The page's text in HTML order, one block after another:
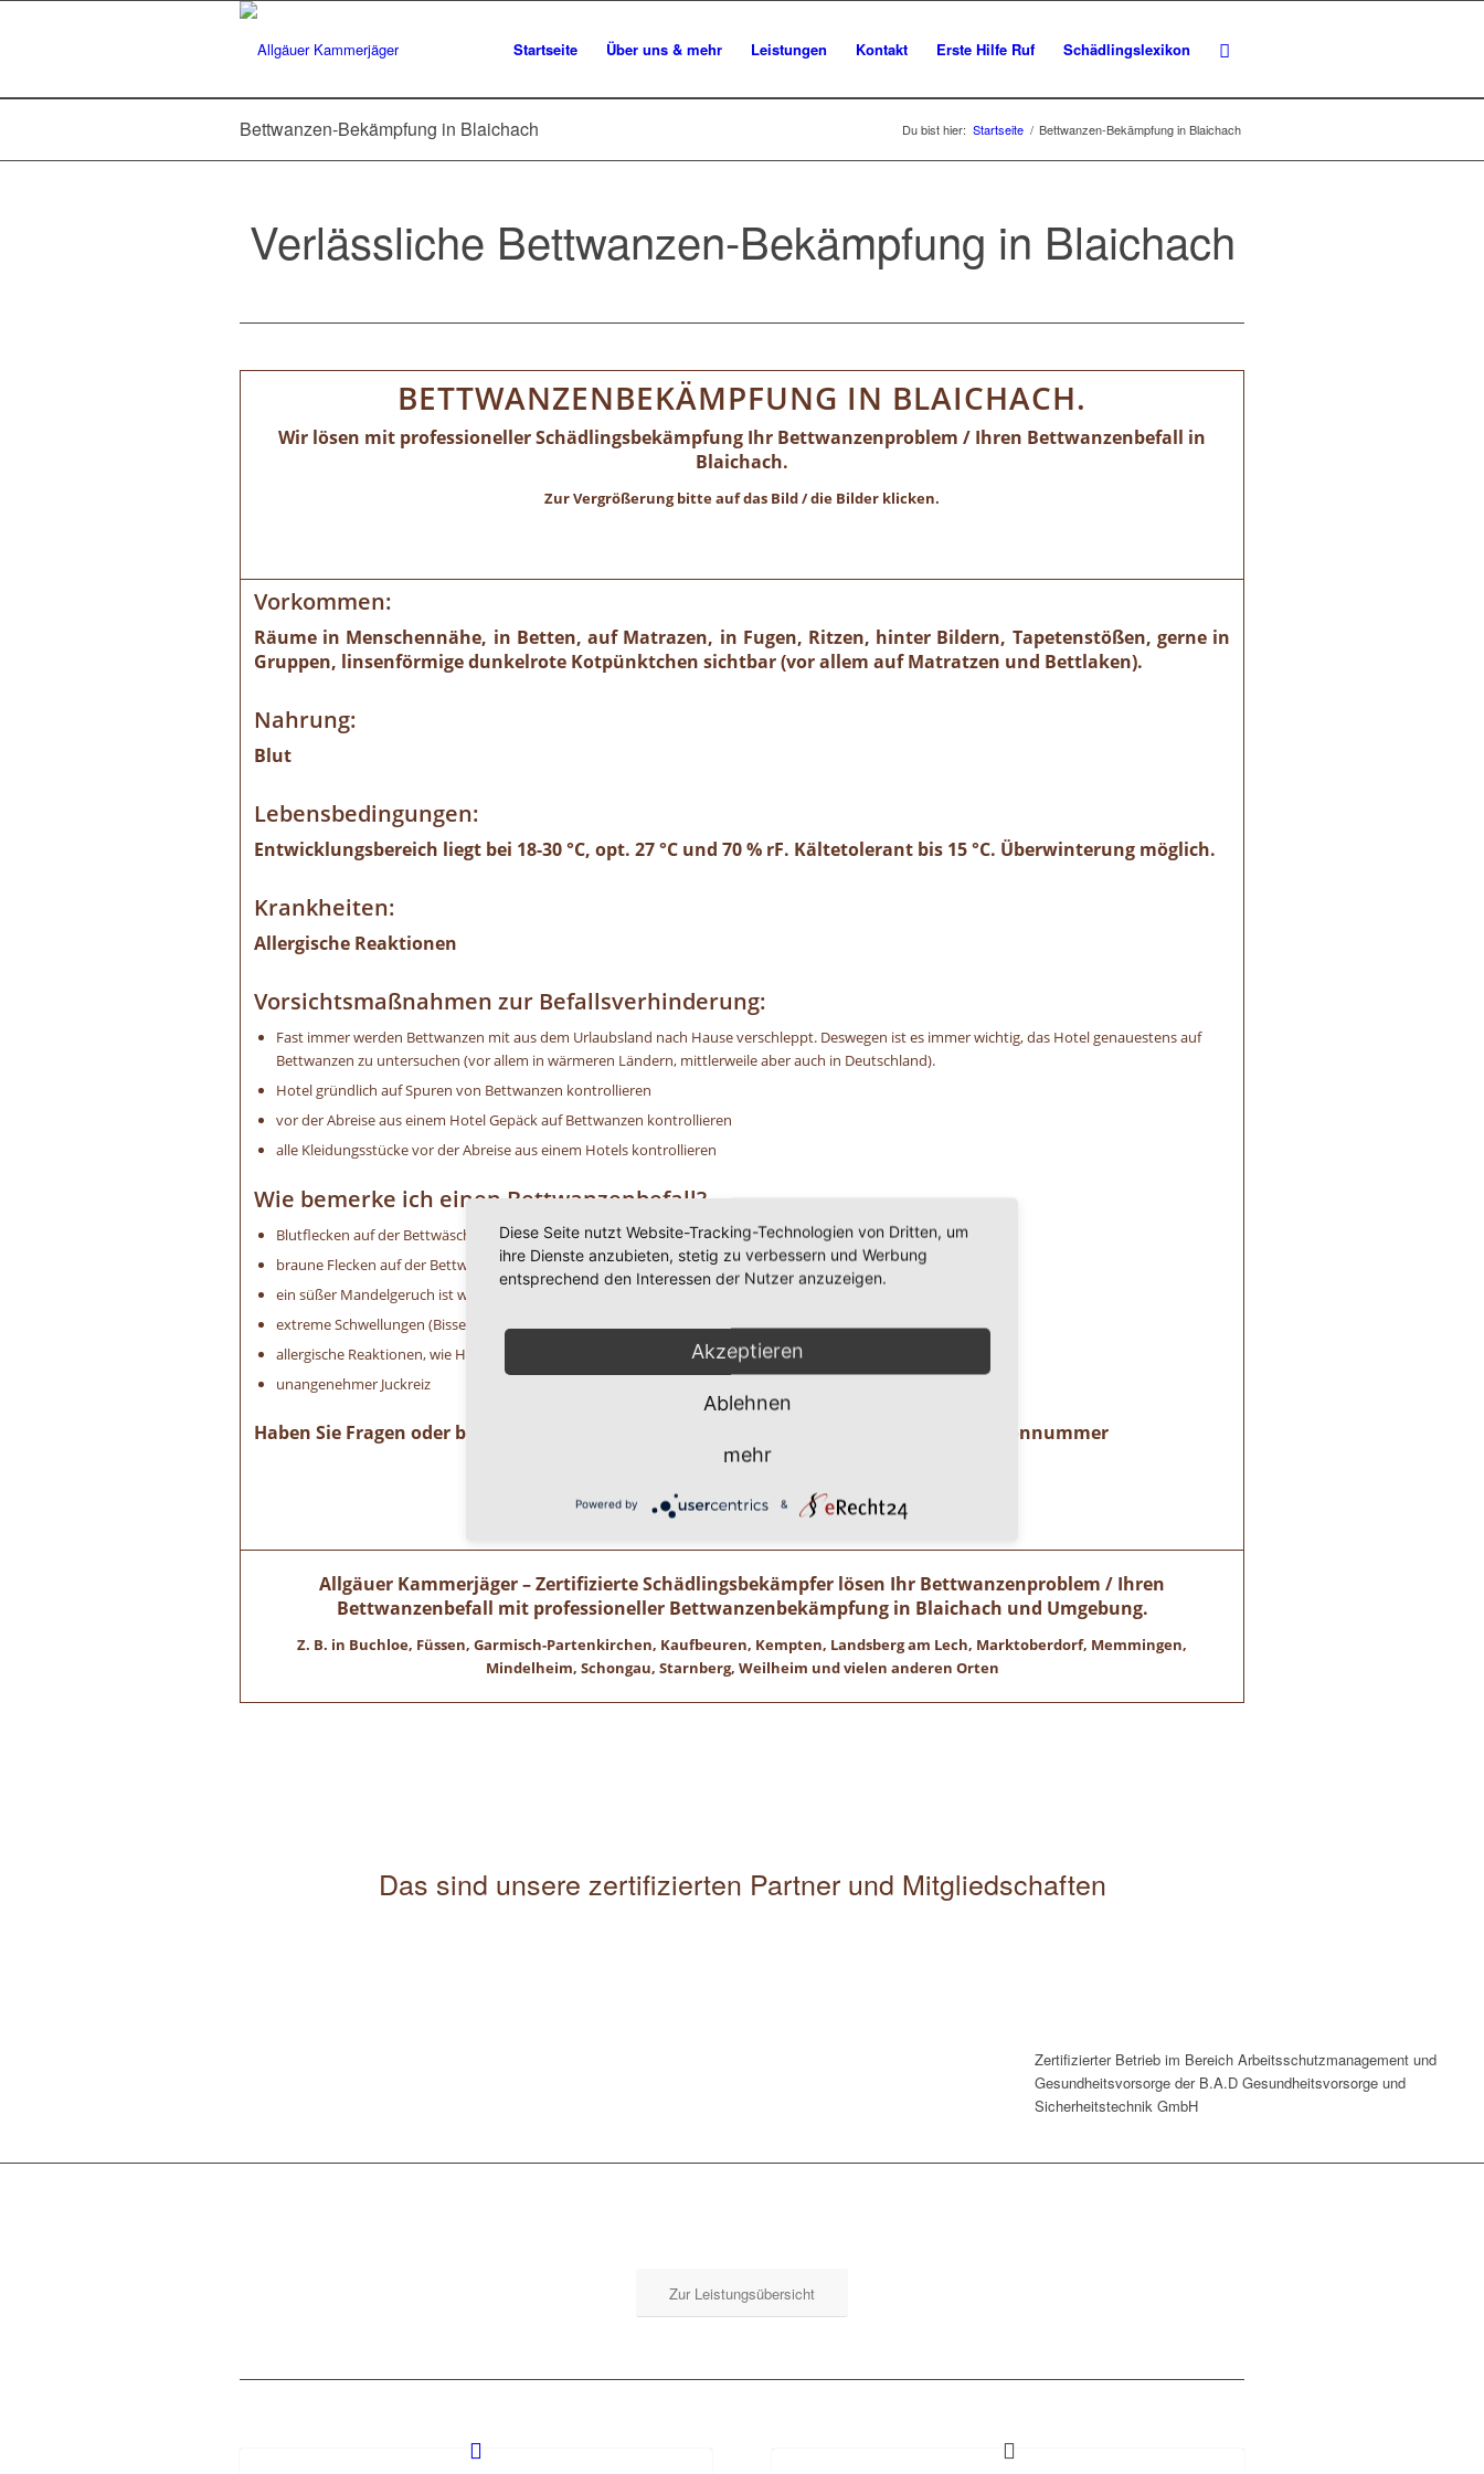
Startseite Über uns & mehr Leistungen Kontakt Erste Hilfe Ruf Schädlingslexikon
Bettwanzen-Bekämpfung in Blaichach Du bist hier: Startseite / Bettwanzen-Bekämpfung in Blaichach
Verlässliche Bettwanzen-Bekämpfung in Blaichach
BETTWANZENBEKÄMPFUNG IN BLAICHACH.
Wir lösen mit professioneller Schädlingsbekämpfung Ihr Bettwanzenproblem / Ihren Bettwanzenbefall in
Blaichach.
Zur Vergrößerung bitte auf das Bild / die Bilder klicken.
Vorkommen:
Räume in Menschennähe, in Betten, auf Matrazen, in Fugen, Ritzen, hinter Bildern, Tapetenstößen, gerne in
Gruppen, linsenförmige dunkelrote Kotpünktchen sichtbar (vor allem auf Matratzen und Bettlaken).
Nahrung:
Blut
Lebensbedingungen:
Entwicklungsbereich liegt bei 18-30 °C, opt. 27 °C und 70 % rF. Kältetolerant bis 15 °C. Überwinterung möglich.
Krankheiten:
Allergische Reaktionen
Vorsichtsmaßnahmen zur Befallsverhinderung:
Fast immer werden Bettwanzen mit aus dem Urlaubsland nach Hause verschleppt. Deswegen ist es immer wichtig, das Hotel genauestens auf
Bettwanzen zu untersuchen (vor allem in wärmeren Ländern, mittlerweile aber auch in Deutschland).
Hotel gründlich auf Spuren von Bettwanzen kontrollieren
vor der Abreise aus einem Hotel Gepäck auf Bettwanzen kontrollieren
alle Kleidungsstücke vor der Abreise aus einem Hotels kontrollieren
Wie bemerke ich einen Bettwanzenbefall?
Blutflecken auf der Bettwäsche
braune Flecken auf der Bettwäsche von deren Exkrementen
ein süßer Mandelgeruch ist wahrzunehmen
extreme Schwellungen (Bisse) an der Haut
allergische Reaktionen, wie Hautirritationen u. a.
unangenehmer Juckreiz
Haben Sie Fragen oder benötigen Hilfe ? Dann rufen Sie uns einfach an unter der Telefonnummer
0 8 2 4 1 / 8 0 2 9 1 7 1.
Wir freuen uns auf ihren Anruf!
Allgäuer Kammerjäger – Zertifizierte Schädlingsbekämpfer lösen Ihr Bettwanzenproblem / Ihren
Bettwanzenbefall mit professioneller Bettwanzenbekämpfung in Blaichach und Umgebung.
Z. B. in Buchloe, Füssen, Garmisch-Partenkirchen, Kaufbeuren, Kempten, Landsberg am Lech, Marktoberdorf, Memmingen,
Mindelheim, Schongau, Starnberg, Weilheim und vielen anderen Orten
Das sind unsere zertifizierten Partner und Mitgliedschaften
Zertifizierter Betrieb im Bereich Arbeitsschutzmanagement und
Gesundheitsvorsorge der B.A.D Gesundheitsvorsorge und
Sicherheitstechnik GmbH
Zur Leistungsübersicht
Diese Seite nutzt Website-Tracking-Technologien von Dritten, um
ihre Dienste anzubieten, stetig zu verbessern und Werbung
entsprechend den Interessen der Nutzer anzuzeigen.
Akzeptieren
Ablehnen
mehr
Powered by &